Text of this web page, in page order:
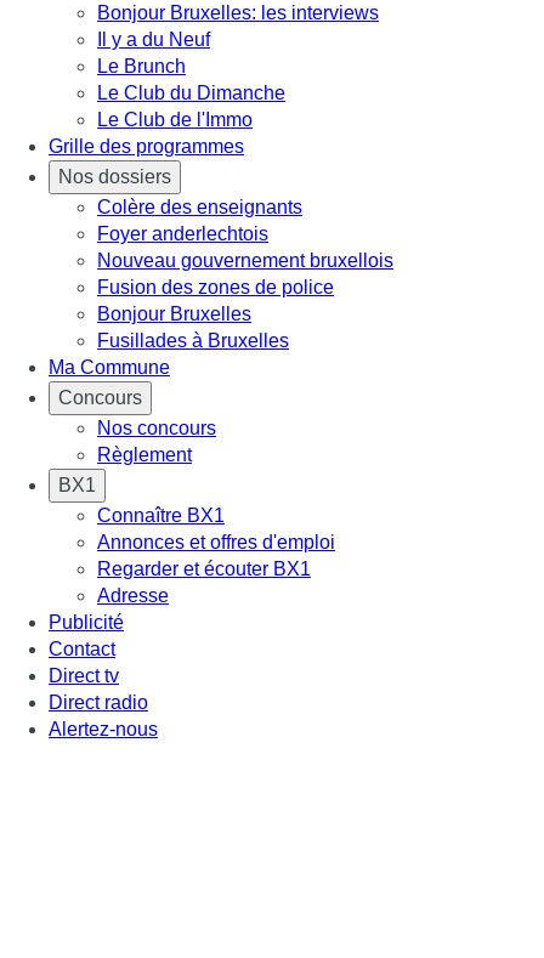
Bonjour Bruxelles: les interviews
Il y a du Neuf
Le Brunch
Le Club du Dimanche
Le Club de l'Immo
Grille des programmes
Nos dossiers
Colère des enseignants
Foyer anderlechtois
Nouveau gouvernement bruxellois
Fusion des zones de police
Bonjour Bruxelles
Fusillades à Bruxelles
Ma Commune
Concours
Nos concours
Règlement
BX1
Connaître BX1
Annonces et offres d'emploi
Regarder et écouter BX1
Adresse
Publicité
Contact
Direct tv
Direct radio
Alertez-nous